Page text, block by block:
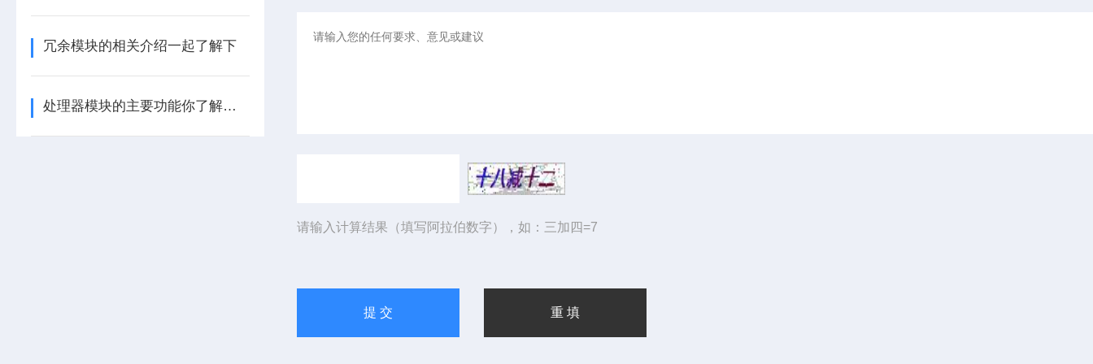
冗余模块的相关介绍一起了解下
处理器模块的主要功能你了解多少呢
请输入计算结果（填写阿拉伯数字），如：三加四=7